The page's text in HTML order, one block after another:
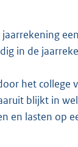
in de
het college
blijkt in
en lasten op